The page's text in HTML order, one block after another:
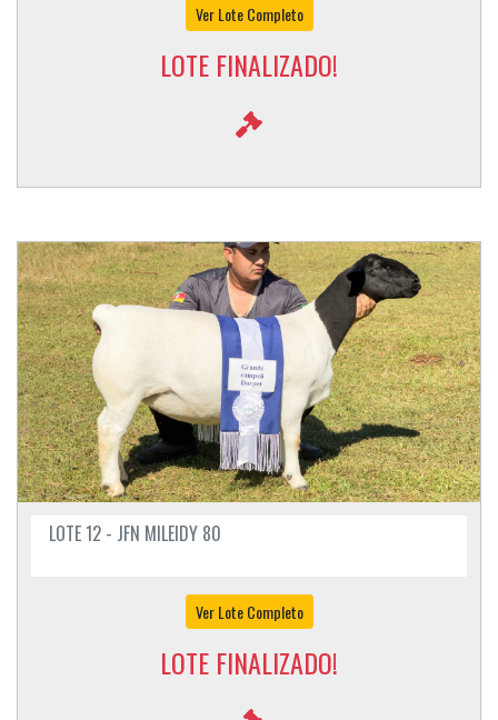
Ver Lote Completo
LOTE FINALIZADO!
LOTE 12 - JFN MILEIDY 80
Ver Lote Completo
LOTE FINALIZADO!